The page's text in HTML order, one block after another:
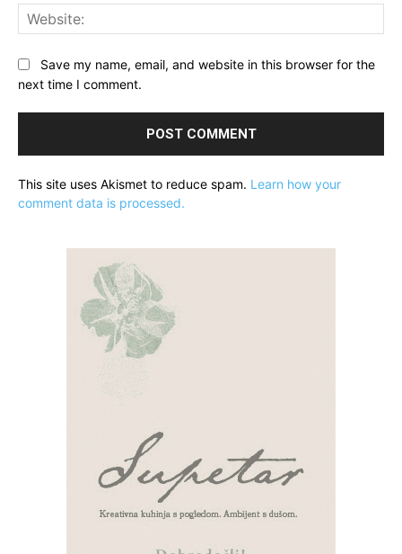
Save my name, email, and website in this browser for the
next time I comment.
This site uses Akismet to reduce spam. Learn how your
comment data is processed.